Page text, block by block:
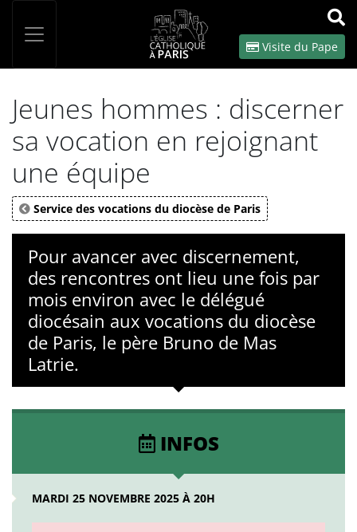
OK
Visite du Pape
Jeunes hommes : discerner
sa vocation en rejoignant
une équipe
Service des vocations du diocèse de Paris
Pour avancer avec discernement,
des rencontres ont lieu une fois par
mois environ avec le délégué
diocésain aux vocations du diocèse
de Paris, le père Bruno de Mas
Latrie.
INFOS
MARDI 25 NOVEMBRE 2025 À 20H
Panneau de gestion des cookies